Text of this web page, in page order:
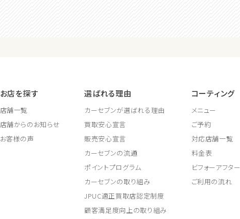
お店を探す
店舗一覧
店舗からのお知らせ
お客様の声
選ばれる理由
カーセブンが選ばれる理由
買取安心宣言
販売安心宣言
カーセブンの流通
ポイントプログラム
カーセブンの取り組み
JPUC適正買取店認定制度
顧客満足度向上の取り組み
コーティング
メニュー
ご予約
対応店舗一覧
料金表
ビフォーアフター
ご利用の流れ